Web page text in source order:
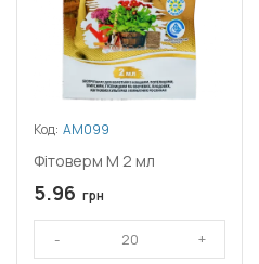
Код: АМ099
Фітоверм М 2 мл
5.96 грн